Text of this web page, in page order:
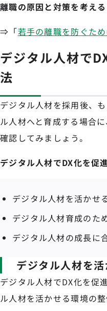
離職の原因と対策を考える
⇒「若手の離職を防ぐた
デジタル人材で
法
デジタル人材を採用後、
ル人材へと育成する場合
確認してみましょう。
デジタル人材でDX化を促
デジタル人材を活かせ
デジタル人材育成のた
デジタル人材の成長に
デジタル人材を
デジタル人材でDX化を促
ル人材を活かせる環境の整